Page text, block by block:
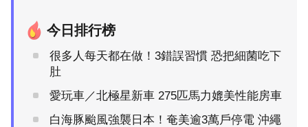
今日排行榜
很多人每天都在做！3錯誤習慣 恐把細菌吃下
肚
愛玩車／北極星新車 275匹馬力媲美性能房車
白海豚颱風強襲日本！奄美逾3萬戶停電 沖繩